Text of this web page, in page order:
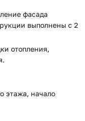
фасада
выполнены с 2
отопления,
этажа, начало